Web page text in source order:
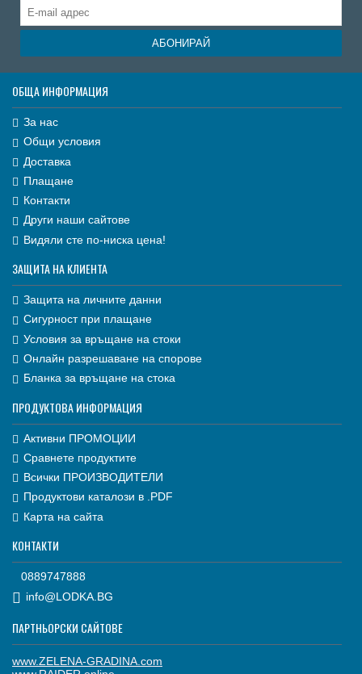
АБОНИРАЙ
ОБЩА ИНФОРМАЦИЯ
За нас
Общи условия
Доставка
Плащане
Контакти
Други наши сайтове
Видяли сте по-ниска цена!
ЗАЩИТА НА КЛИЕНТА
Защита на личните данни
Сигурност при плащане
Условия за връщане на стоки
Онлайн разрешаване на спорове
Бланка за връщане на стока
ПРОДУКТОВА ИНФОРМАЦИЯ
Активни ПРОМОЦИИ
Сравнете продуктите
Всички ПРОИЗВОДИТЕЛИ
Продуктови каталози в .PDF
Карта на сайта
КОНТАКТИ
0889747888
info@LODKA.BG
ПАРТНЬОРСКИ САЙТОВЕ
www.ZELENA-GRADINA.com